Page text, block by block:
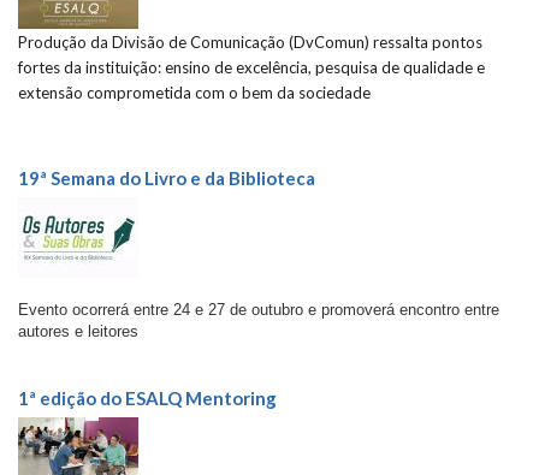
Produção da Divisão de Comunicação (DvComun) ressalta pontos
fortes da instituição: ensino de excelência, pesquisa de qualidade e
extensão comprometida com o bem da sociedade
19ª Semana do Livro e da Biblioteca
Evento ocorrerá entre 24 e 27 de outubro e promoverá encontro entre
autores e leitores
1ª edição do ESALQ Mentoring